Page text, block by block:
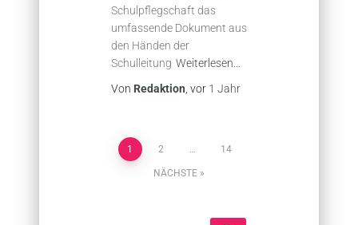
Schulpflegschaft das
umfassende Dokument aus
den Händen der
Schulleitung Weiterlesen…
Von Redaktion , vor 1 Jahr
Seitennummerierung
1 2 14
NÄCHSTE